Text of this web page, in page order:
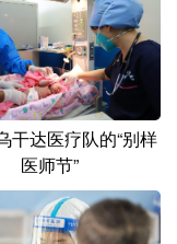
عربى
한국어
干达医疗队的“别样
医师节”